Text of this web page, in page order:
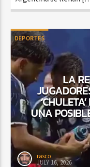
DEPORTES
LA
UNA
rasco
JULY 16, 2026